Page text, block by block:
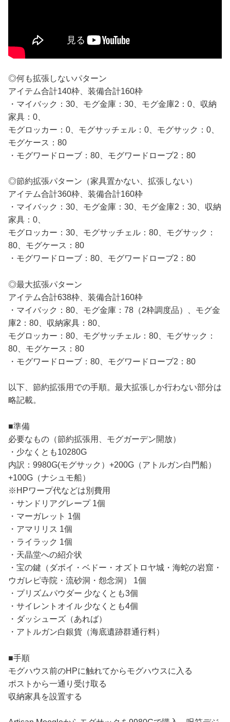
◎何も拡張しないパターン
アイテム合計140枠、装備合計160枠
・マイバック：30、モグ金庫：30、モグ金庫2：0、収納
家具：0、
モグロッカー：0、モグサッチェル：0、モグサック：0、
モグケース：80
・モグワードローブ：80、モグワードローブ2：80
◎節約拡張パターン（家具置かない、拡張しない）
アイテム合計360枠、装備合計160枠
・マイバック：30、モグ金庫：30、モグ金庫2：30、収納
家具：0、
モグロッカー：30、モグサッチェル：80、モグサック：
80、モグケース：80
・モグワードローブ：80、モグワードローブ2：80
◎最大拡張パターン
アイテム合計638枠、装備合計160枠
・マイバック：80、モグ金庫：78（2枠調度品）、モグ金
庫2：80、収納家具：80、
モグロッカー：80、モグサッチェル：80、モグサック：
80、モグケース：80
・モグワードローブ：80、モグワードローブ2：80
以下、節約拡張用での手順。最大拡張しか行わない部分は
略記載。
■準備
必要なもの（節約拡張用、モグガーデン開放）
・少なくとも10280G
内訳：9980G(モグサック）+200G（アトルガン白門船）
+100G（ナシュモ船）
※HPワープ代などは別費用
・サンドリアグレープ 1個
・マーガレット 1個
・アマリリス 1個
・ライラック 1個
・天晶堂への紹介状
・宝の鍵（ダボイ・ベドー・オズトロヤ城・海蛇の岩窟・
ウガレピ寺院・流砂洞・怨念洞） 1個
・プリズムパウダー 少なくとも3個
・サイレントオイル 少なくとも4個
・ダッシューズ（あれば）
・アトルガン白銀貨（海底遺跡群通行料）
■手順
モグハウス前のHPに触れてからモグハウスに入る
ポストから一通り受け取る
収納家具を設置する